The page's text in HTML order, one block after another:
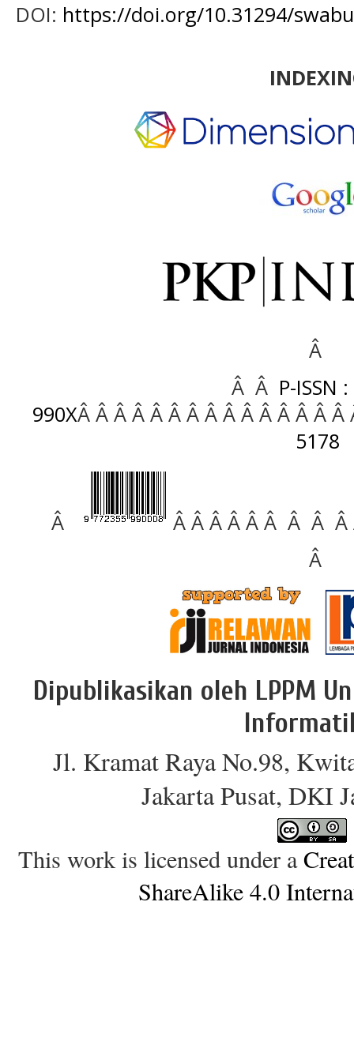
DOI: https://doi.org/10.31294/
Â
Â Â P-ISSN
990XÂ Â Â Â Â Â Â Â Â Â Â Â Â Â
5178
Â
Â Â Â Â Â Â Â Â
Â
Dipublikasikan oleh LPPM
Jl. Kramat Raya No.98,
Jakarta Pusat, DKI
This work is licensed under a
ShareAlike 4.0